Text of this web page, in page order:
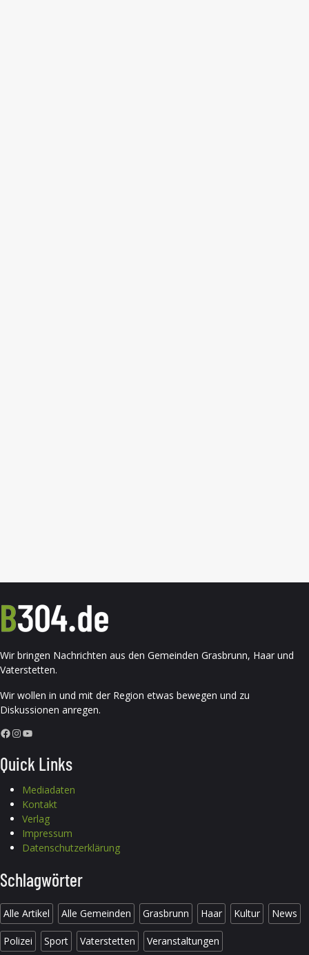
Wir bringen Nachrichten aus den Gemeinden Grasbrunn, Haar und
Vaterstetten.
Wir wollen in und mit der Region etwas bewegen und zu
Diskussionen anregen.
Facebook InstagramYouTube
Quick Links
Mediadaten
Kontakt
Verlag
Impressum
Datenschutzerklärung
Schlagwörter
Alle Artikel Alle Gemeinden Grasbrunn Haar Kultur News
Polizei Sport Vaterstetten Veranstaltungen